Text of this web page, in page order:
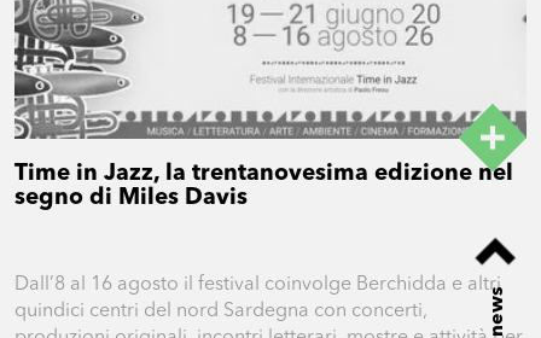
Time in Jazz, la trentanovesima edizione nel
segno di Miles Davis
Dall’8 al 16 agosto il festival coinvolge Berchidda e altri
quindici centri del nord Sardegna con concerti,